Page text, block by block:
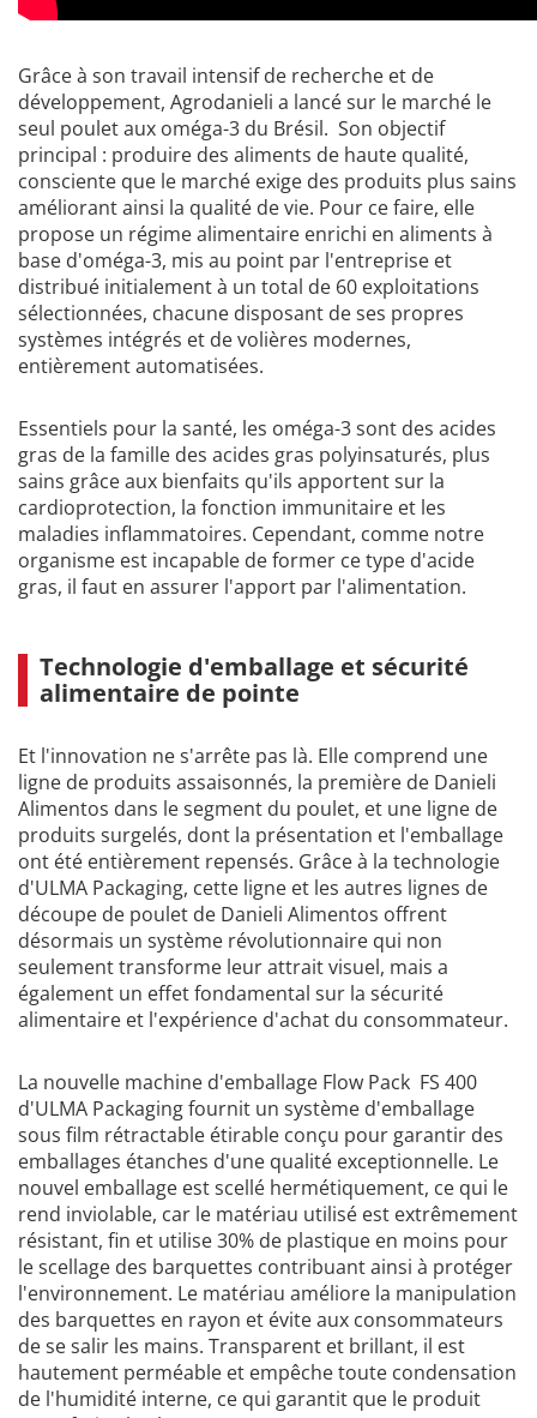
Grâce à son travail intensif de recherche et de
développement, Agrodanieli a lancé sur le marché le
seul poulet aux oméga-3 du Brésil. Son objectif
principal : produire des aliments de haute qualité,
consciente que le marché exige des produits plus sains
améliorant ainsi la qualité de vie. Pour ce faire, elle
propose un régime alimentaire enrichi en aliments à
base d'oméga-3, mis au point par l'entreprise et
distribué initialement à un total de 60 exploitations
sélectionnées, chacune disposant de ses propres
systèmes intégrés et de volières modernes,
entièrement automatisées.
Essentiels pour la santé, les oméga-3 sont des acides
gras de la famille des acides gras polyinsaturés, plus
sains grâce aux bienfaits qu'ils apportent sur la
cardioprotection, la fonction immunitaire et les
maladies inflammatoires. Cependant, comme notre
organisme est incapable de former ce type d'acide
gras, il faut en assurer l'apport par l'alimentation.
Technologie d'emballage et sécurité
alimentaire de pointe
Et l'innovation ne s'arrête pas là. Elle comprend une
ligne de produits assaisonnés, la première de Danieli
Alimentos dans le segment du poulet, et une ligne de
produits surgelés, dont la présentation et l'emballage
ont été entièrement repensés. Grâce à la technologie
d'ULMA Packaging, cette ligne et les autres lignes de
découpe de poulet de Danieli Alimentos offrent
désormais un système révolutionnaire qui non
seulement transforme leur attrait visuel, mais a
également un effet fondamental sur la sécurité
alimentaire et l'expérience d'achat du consommateur.
La nouvelle machine d'emballage Flow Pack FS 400
d'ULMA Packaging fournit un système d'emballage
sous film rétractable étirable conçu pour garantir des
emballages étanches d'une qualité exceptionnelle. Le
nouvel emballage est scellé hermétiquement, ce qui le
rend inviolable, car le matériau utilisé est extrêmement
résistant, fin et utilise 30% de plastique en moins pour
le scellage des barquettes contribuant ainsi à protéger
l'environnement. Le matériau améliore la manipulation
des barquettes en rayon et évite aux consommateurs
de se salir les mains. Transparent et brillant, il est
hautement perméable et empêche toute condensation
de l'humidité interne, ce qui garantit que le produit